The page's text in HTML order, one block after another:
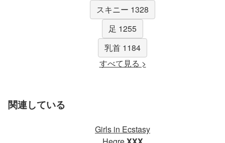
スキニー 1328
足 1255
乳首 1184
すべて見る >
関連している
Girls in Ecstasy